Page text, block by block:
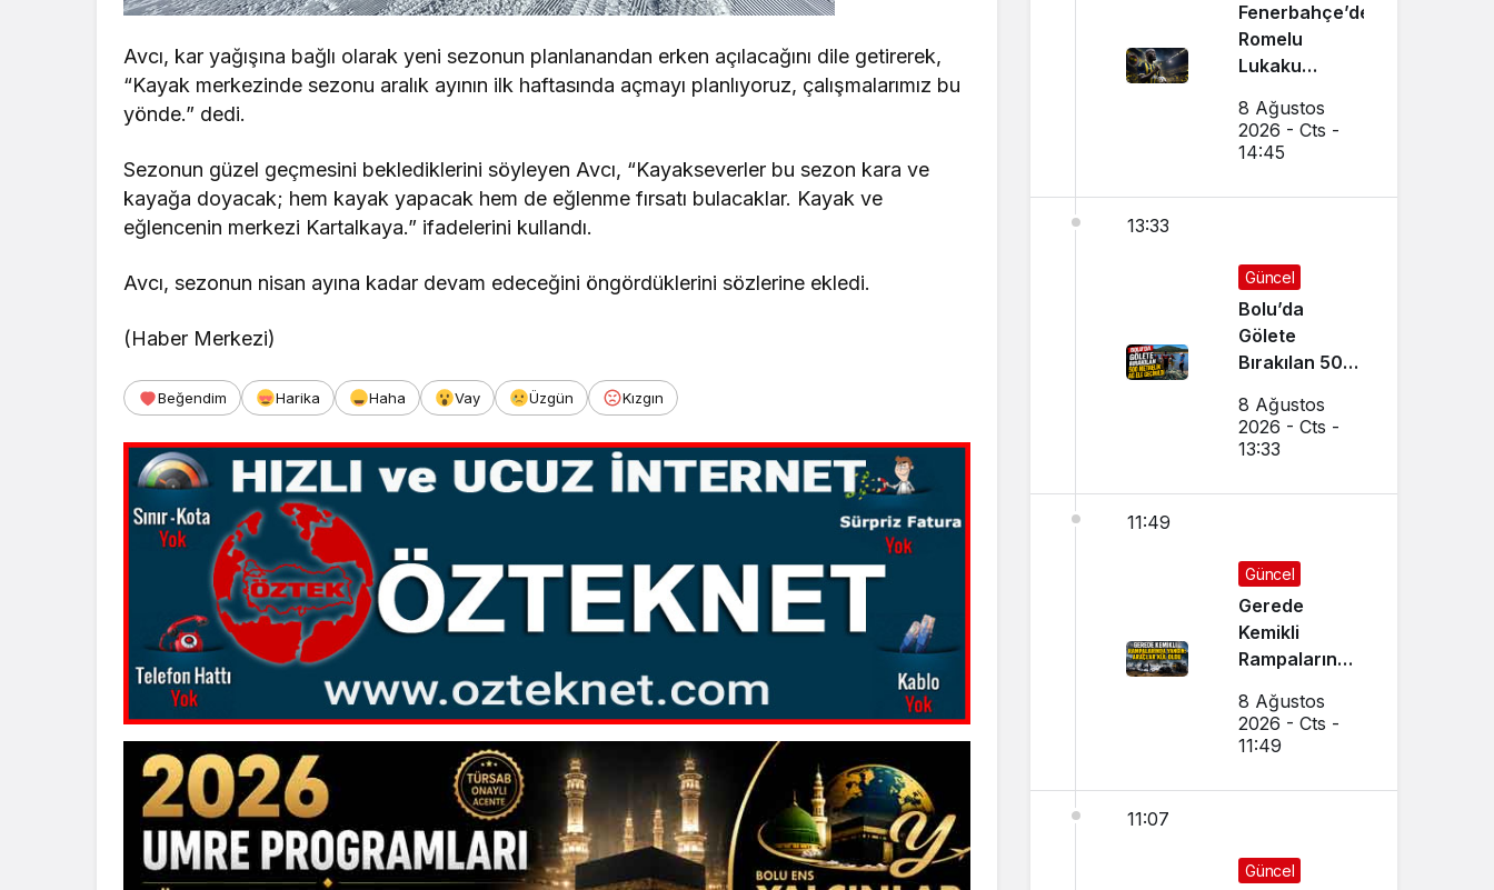
Avcı, kar yağışına bağlı olarak yeni sezonun planlanandan erken açılacağını dile getirerek,
“Kayak merkezinde sezonu aralık ayının ilk haftasında açmayı planlıyoruz, çalışmalarımız bu
yönde.” dedi.
Sezonun güzel geçmesini beklediklerini söyleyen Avcı, “Kayakseverler bu sezon kara ve
kayağa doyacak; hem kayak yapacak hem de eğlenme fırsatı bulacaklar. Kayak ve
eğlencenin merkezi Kartalkaya.” ifadelerini kullandı.
Avcı, sezonun nisan ayına kadar devam edeceğini öngördüklerini sözlerine ekledi.
(Haber Merkezi)
Beğendim Harika Haha Vay Üzgün Kızgın
Fenerbahçe’den
Romelu
Lukaku
Napoli ile
Görüşmeler
8 Ağustos
2026 - Cts -
14:45
13:33
Güncel
Bolu’da
Gölete
Bırakılan 500
Ele Geçirildi
8 Ağustos
2026 - Cts -
13:33
11:49
Güncel
Gerede
Kemikli
Rampalarında
Araçlar Kül
Oldu
8 Ağustos
2026 - Cts -
11:49
11:07
Güncel